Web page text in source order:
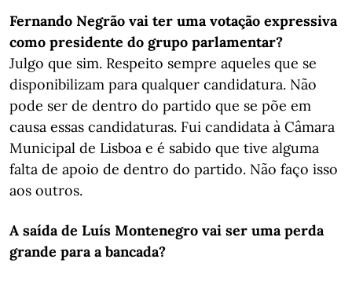
Fernando Negrão vai ter uma votação expressiva
como presidente do grupo parlamentar?
Julgo que sim. Respeito sempre aqueles que se
disponibilizam para qualquer candidatura. Não
pode ser de dentro do partido que se põe em
causa essas candidaturas. Fui candidata à Câmara
Municipal de Lisboa e é sabido que tive alguma
falta de apoio de dentro do partido. Não faço isso
aos outros.
A saída de Luís Montenegro vai ser uma perda
grande para a bancada?